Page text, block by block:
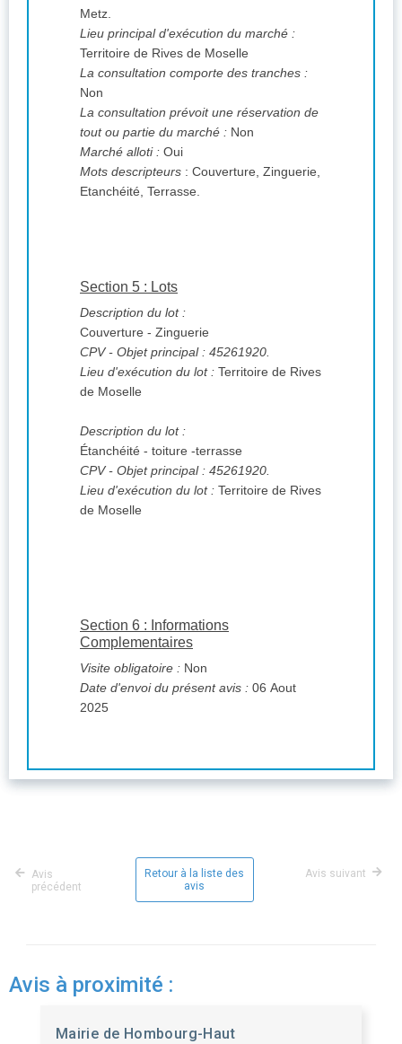
Metz.
Lieu principal d'exécution du marché :
Territoire de Rives de Moselle
La consultation comporte des tranches :
Non
La consultation prévoit une réservation de
tout ou partie du marché : Non
Marché alloti : Oui
Mots descripteurs : Couverture, Zinguerie,
Etanchéité, Terrasse.
Section 5 : Lots
Description du lot :
Couverture - Zinguerie
CPV- Objet principal : 45261920.
Lieu d'exécution du lot : Territoire de Rives
de Moselle
Description du lot :
Étanchéité - toiture -terrasse
CPV- Objet principal : 45261920.
Lieu d'exécution du lot : Territoire de Rives
de Moselle
Section 6 : Informations
Complementaires
Visite obligatoire : Non
Date d'envoi du présent avis : 06 Aout
2025
Avis
précédent
Retour à la liste des
avis
Avis suivant
Avis à proximité :
Mairie de Hombourg-Haut